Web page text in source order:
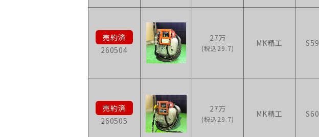
260504
27万
(税込29.7)
MK精工
260505
27万
(税込29.7)
MK精工